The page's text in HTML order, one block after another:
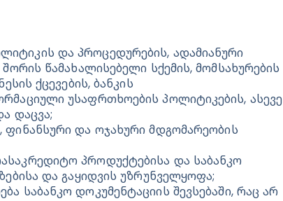
და პროცედურების, ადამიანური
წამახალისებელი სქემის, მომსახურების
ქცევების, ბანკის
უსაფრთხოების პოლიტიკების, ასევე
დაცვა;
და ოჯახური მდგომარეობის
პროდუქტებისა და საბანკო
და გაყიდვის უზრუნველყოფა;
საბანკო დოკუმენტაციის შევსებაში, რაც არ